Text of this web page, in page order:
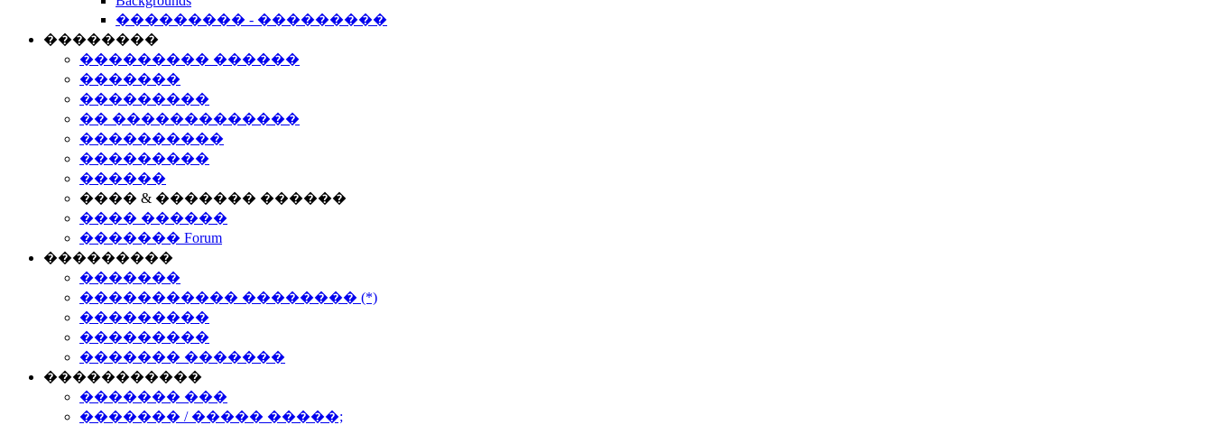
��������� - ���������
��������
��������� ������
�������
���������
�� �������������
����������
���������
������
���� & ������� ������
���� ������
������� Forum
���������
�������
����������� �������� (*)
���������
���������
������� �������
�����������
������� ���
������� / ����� �����;